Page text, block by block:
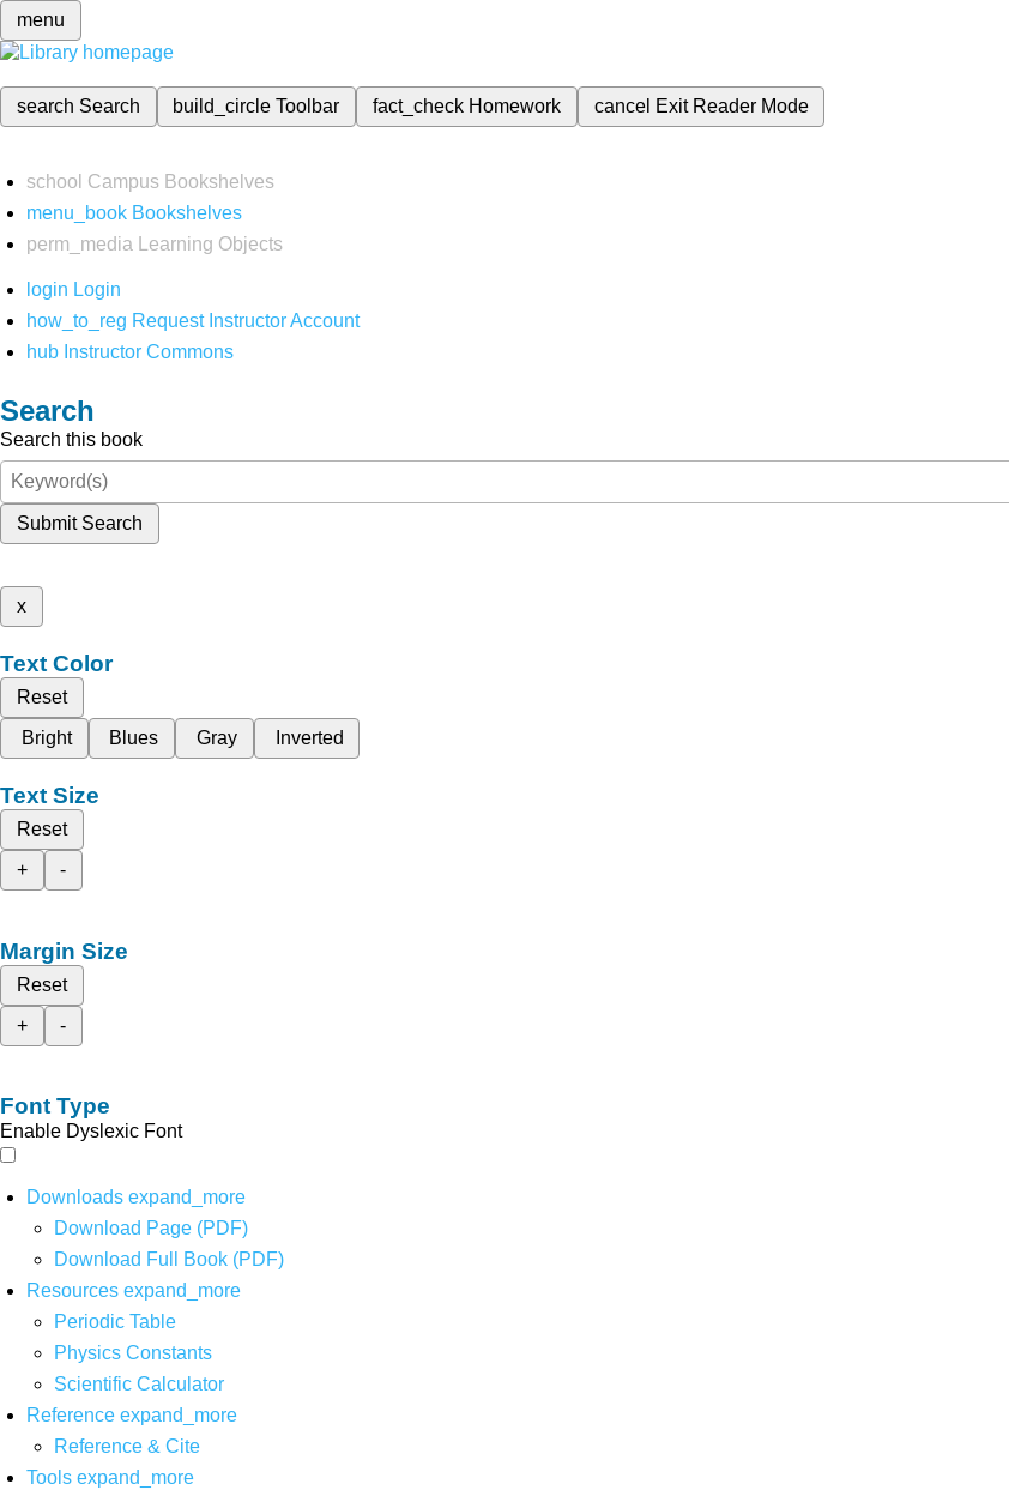
menu
search Search build_circleToolbar fact_check Homework cancel Exit Reader Mode
school Campus Bookshelves
menu_book Bookshelves
perm_media
Learning Objects
login Login
how_to_reg Request Instructor Account
hub Instructor Commons
Search
Search this book
Submit Search
x
Text Color
Reset
Bright
Blues Gray Inverted
Text Size
Reset
+
-
Margin Size
Reset
+
-
Font Type
Enable Dyslexic Font
Downloads expand_more
Download Page (PDF)
Download Full Book (PDF)
Resources expand_more
Periodic Table
Physics Constants
Scientific Calculator
Reference expand_more
Reference & Cite
Tools expand_more